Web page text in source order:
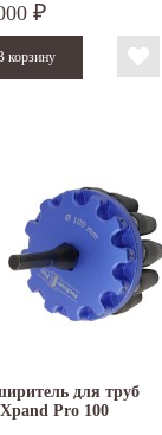
₽
для труб
Pro 100